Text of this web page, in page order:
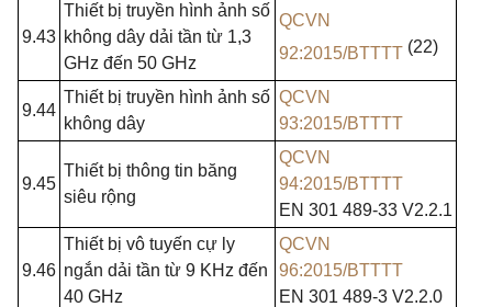
9.43
Thiết bị truyền hình ảnh số
không dây dải tần từ 1,3
GHz đến 50 GHz
QCVN
92:2015/BTTTT (22)
9.44
Thiết bị truyền hình ảnh số
không dây
QCVN
93:2015/BTTTT
9.45
Thiết bị thông tin băng
siêu rộng
QCVN
94:2015/BTTTT
EN 301 489-33 V2.2.1
9.46
Thiết bị vô tuyến cự ly
ngắn dải tần từ 9 KHz đến
40 GHz
QCVN
96:2015/BTTTT
EN 301 489-3 V2.2.0